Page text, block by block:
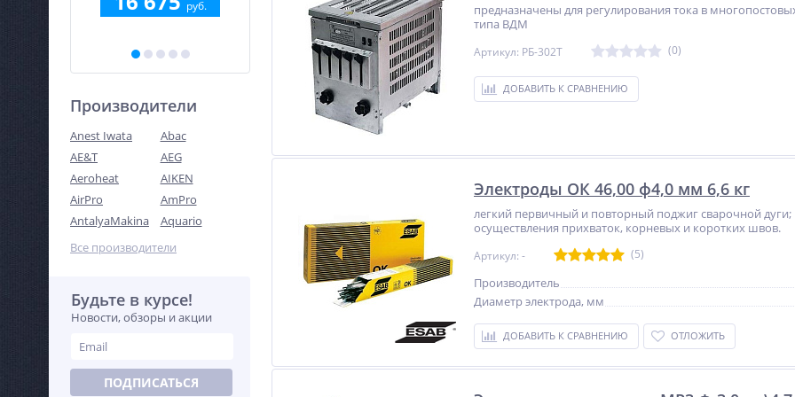
руб. руб. руб. руб.
Производители
Anest Iwata
Abac
AE&T
AEG
Aeroheat
AIKEN
AirPro
AmPro
AntalyaMakina
Aquario
Все производители
Будьте в курсе!
Новости, обзоры и акции
ПОДПИСАТЬСЯ
предназначены для регулирования тока в
типа ВДМ
Артикул: РБ-302Т (0)
ДОБАВИТЬ К СРАВНЕНИЮ
Электроды ОК 46,00 ф4,0 мм 6,6 кг
легкий первичный и повторный поджиг сварочной дуги;
осуществления прихваток, корневых и коротких швов.
Артикул: - (5)
Производитель
Диаметр электрода, мм
ДОБАВИТЬ К СРАВНЕНИЮ ОТЛОЖИТЬ